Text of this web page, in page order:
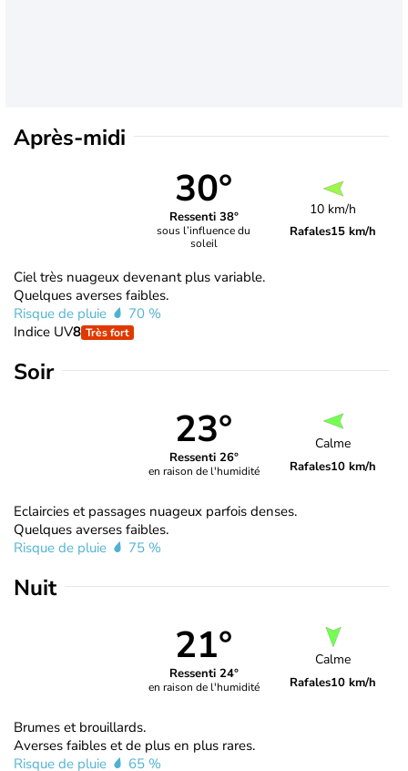
Après-midi
30°
Ressenti 38°
sous l’influence du
soleil
10 km/h
Rafales15 km/h
Ciel très nuageux devenant plus variable.
Quelques averses faibles.
Risque de pluie
70 %
Indice UV8 Très fort
Soir
23°
Ressenti 26°
en raison de l'humidité
Calme
Rafales10 km/h
Eclaircies et passages nuageux parfois denses.
Quelques averses faibles.
Risque de pluie
75 %
Nuit
21°
Ressenti 24°
en raison de l'humidité
Calme
Rafales10 km/h
Brumes et brouillards.
Averses faibles et de plus en plus rares.
Risque de pluie
65 %